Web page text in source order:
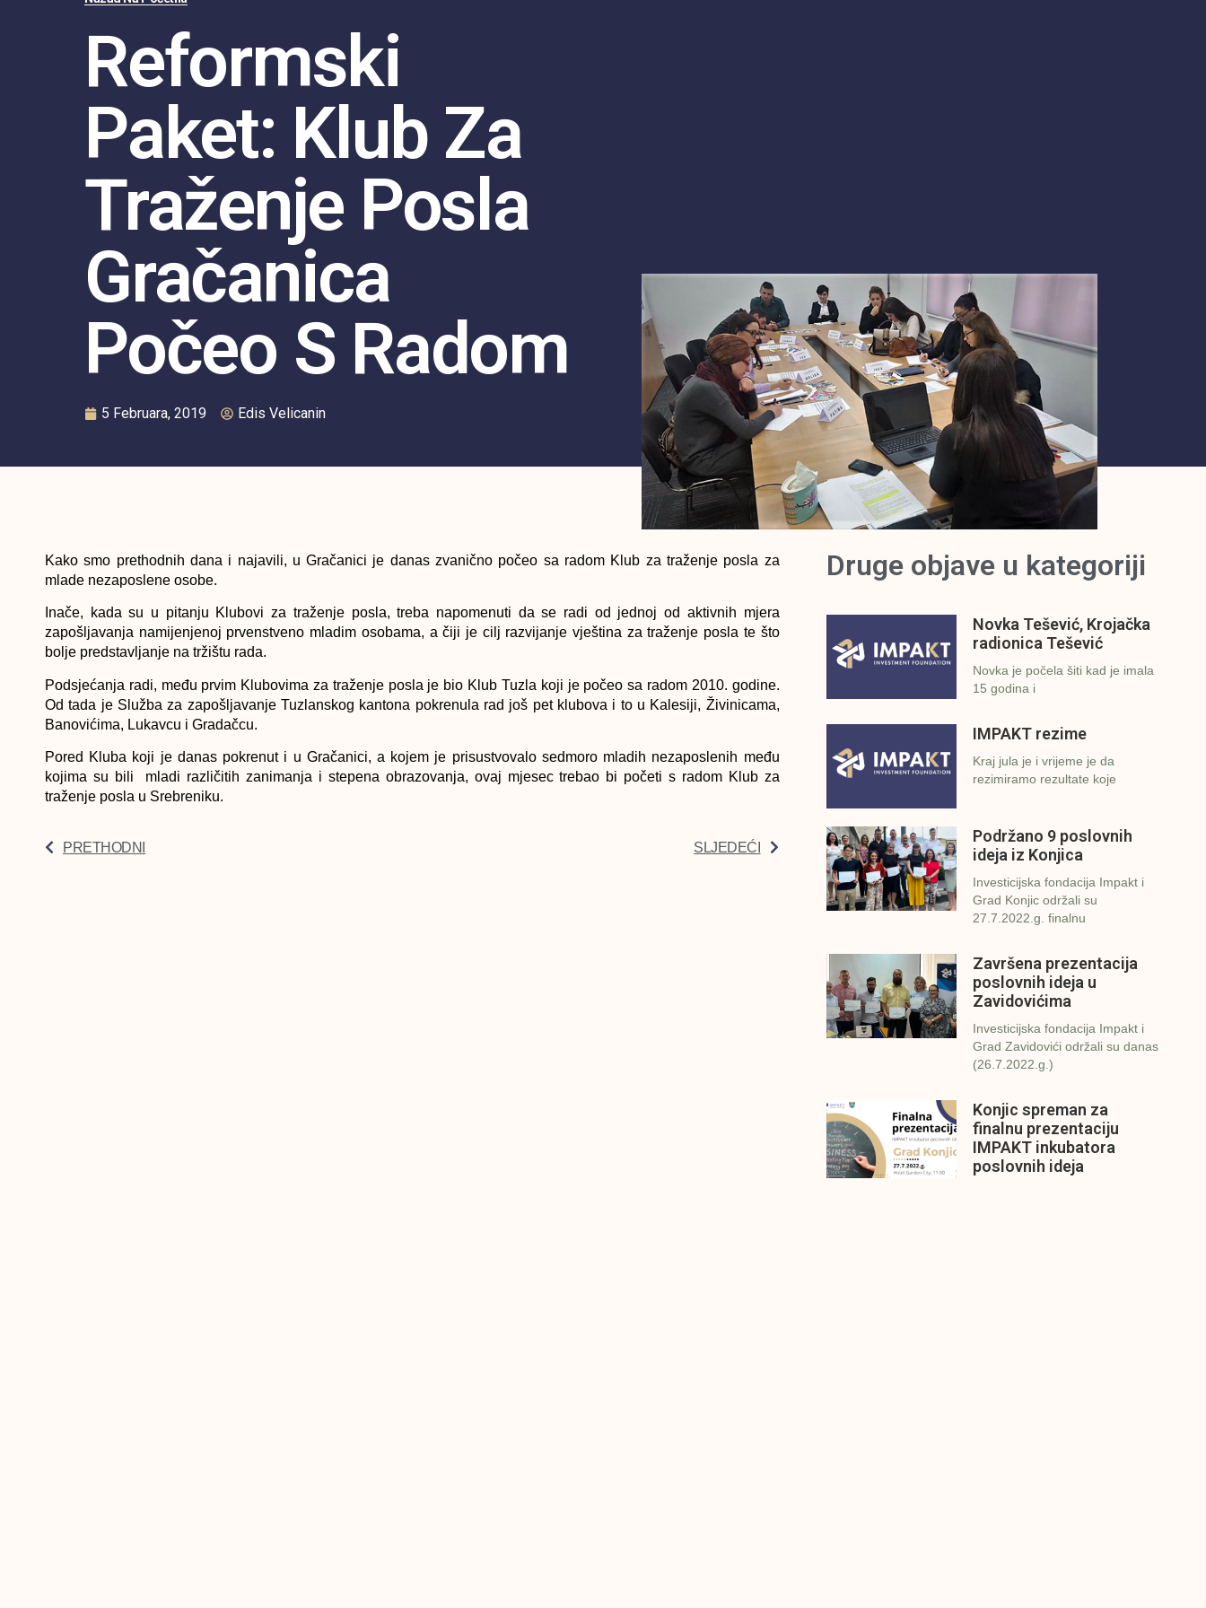
Reformski
Paket: Klub Za
Traženje Posla
Gračanica
Počeo S Radom
5 Februara, 2019 Edis Velicanin
Kako smo prethodnih dana i najavili, u Gračanici je danas zvanično počeo sa radom Klub za traženje posla za
mlade nezaposlene osobe.
Inače, kada su u pitanju Klubovi za traženje posla, treba napomenuti da se radi od jednoj od aktivnih mjera
zapošljavanja namijenjenoj prvenstveno mladim osobama, a čiji je cilj razvijanje vještina za traženje posla te što
bolje predstavljanje na tržištu rada.
Podsjećanja radi, među prvim Klubovima za traženje posla je bio Klub Tuzla koji je počeo sa radom 2010. godine.
Od tada je Služba za zapošljavanje Tuzlanskog kantona pokrenula rad još pet klubova i to u Kalesiji, Živinicama,
Banovićima, Lukavcu i Gradačcu.
Pored Kluba koji je danas pokrenut i u Gračanici, a kojem je prisustvovalo sedmoro mladih nezaposlenih među
kojima su bili mladi različitih zanimanja i stepena obrazovanja, ovaj mjesec trebao bi početi s radom Klub za
traženje posla u Srebreniku.
PRETHODNI SLJEDEĆI
Druge objave u kategoriji
Novka Tešević, Krojačka
radionica Tešević
Novka je počela šiti kad je imala
15 godina i
IMPAKT rezime
Kraj jula je i vrijeme je da
rezimiramo rezultate koje
Podržano 9 poslovnih
ideja iz Konjica
Investicijska fondacija Impakt i
Grad Konjic održali su
27.7.2022.g. finalnu
Završena prezentacija
poslovnih ideja u
Zavidovićima
Investicijska fondacija Impakt i
Grad Zavidovići održali su danas
(26.7.2022.g.)
Konjic spreman za
finalnu prezentaciju
IMPAKT inkubatora
poslovnih ideja